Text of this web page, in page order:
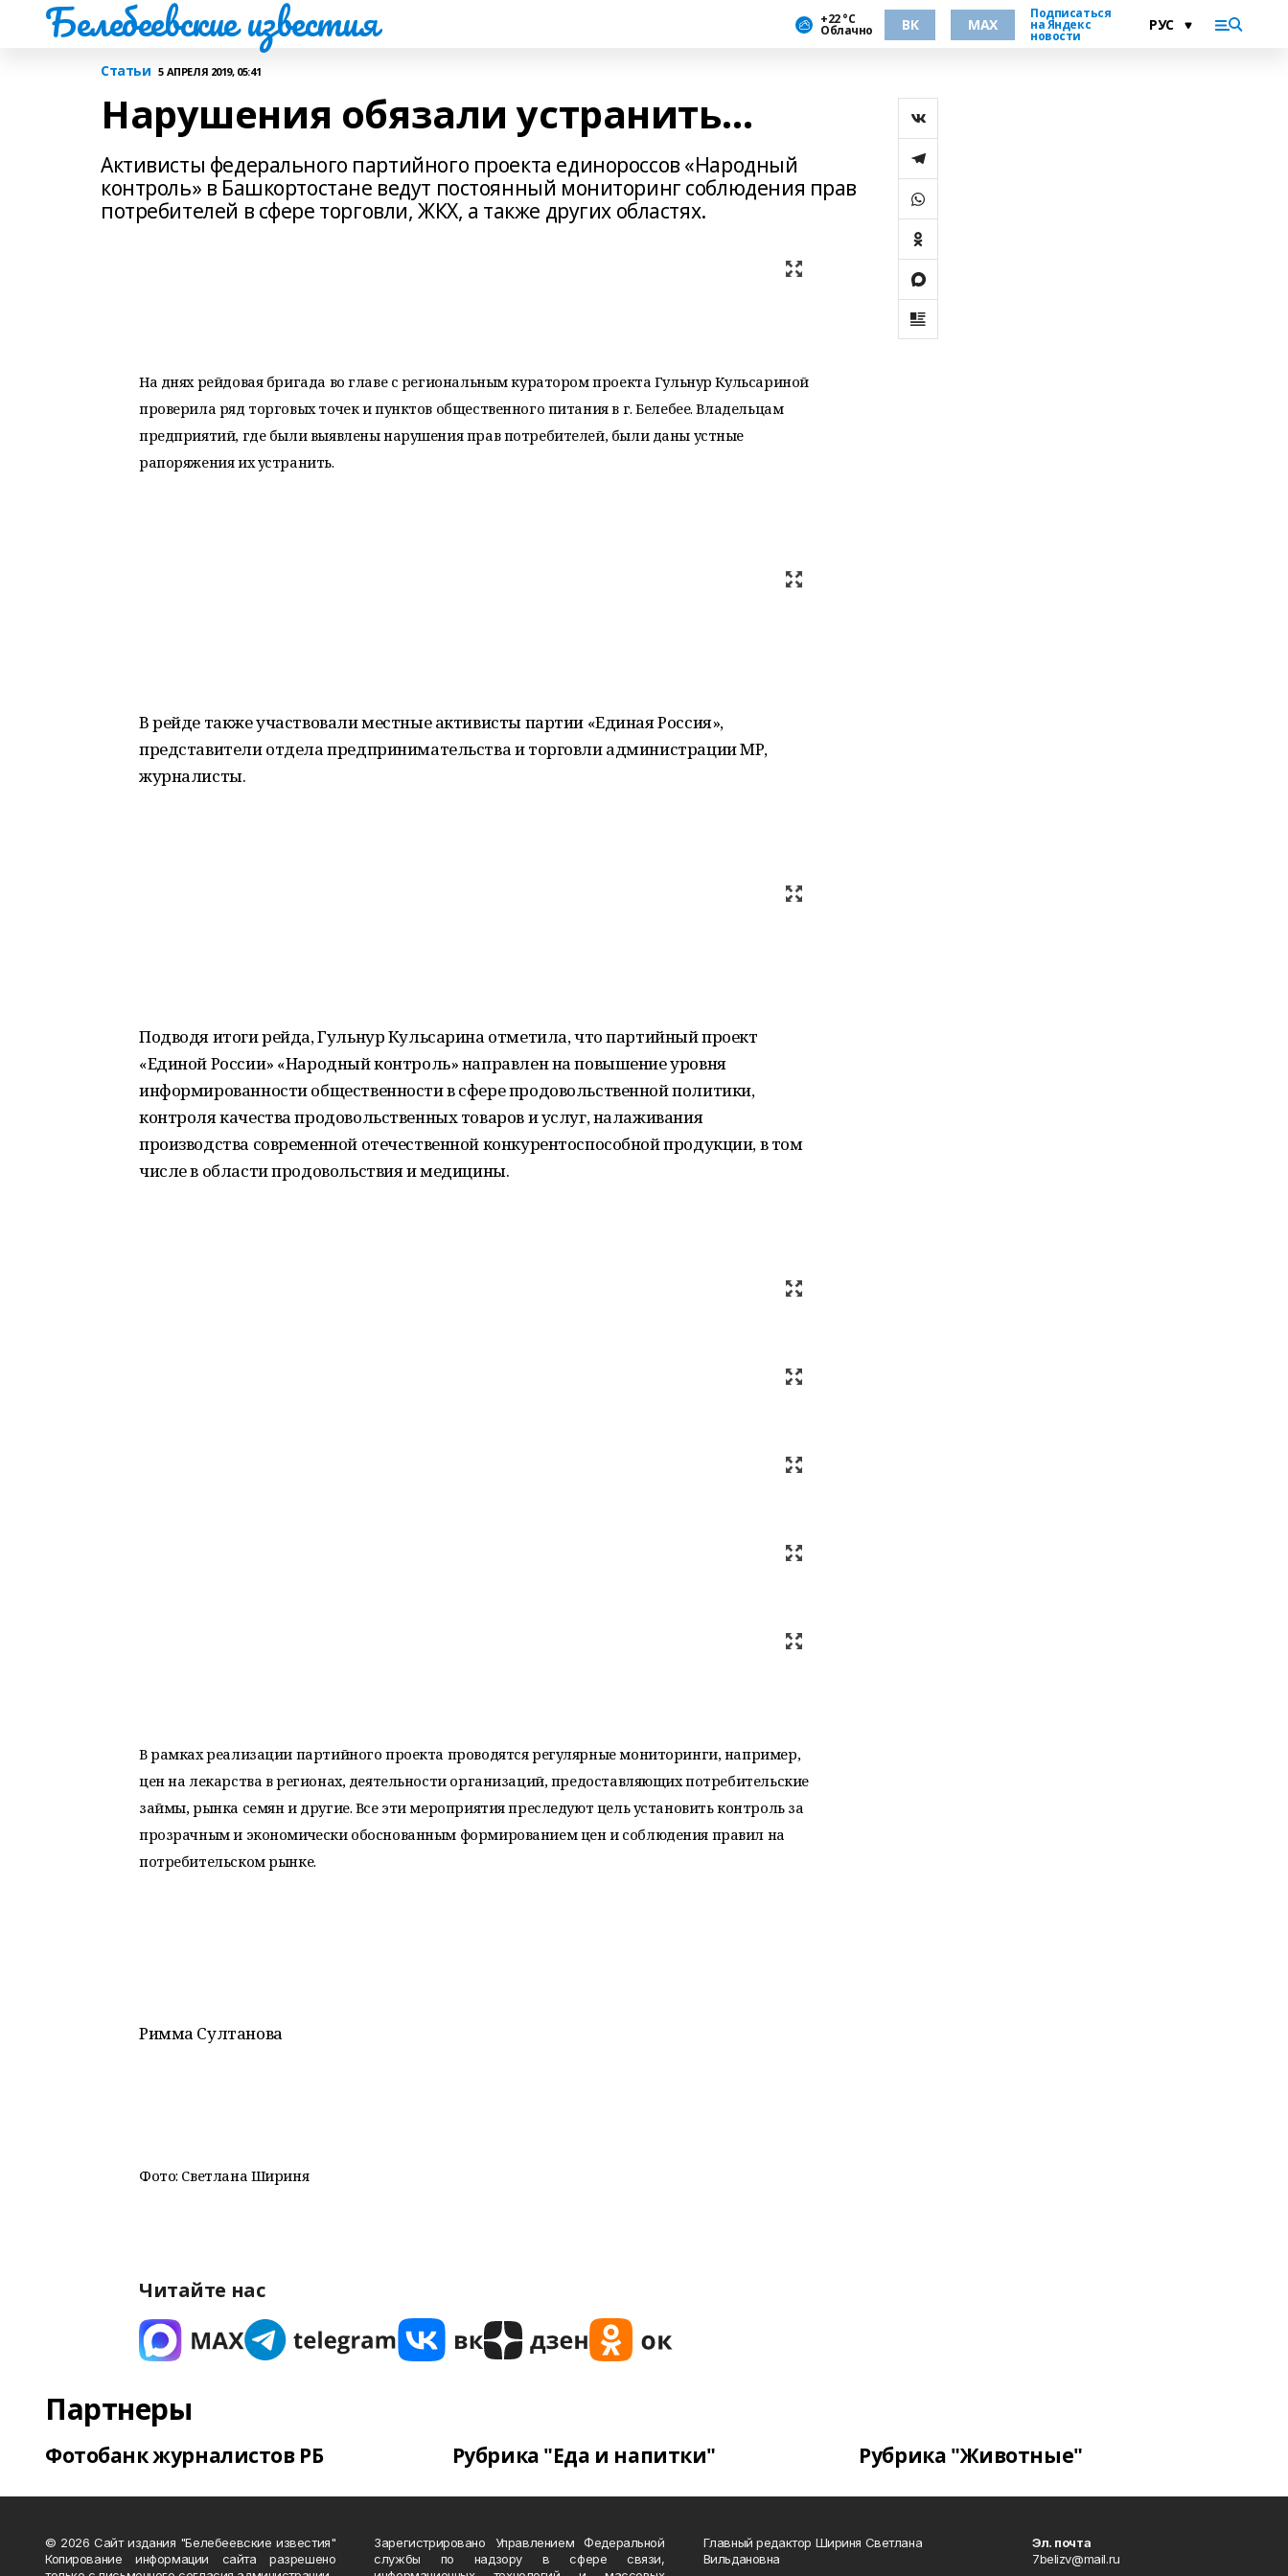
Белебеевские известия +22 °С
Облачно ВК MAX
Подписаться
на Яндекс
новости
Статьи 5 АПРЕЛЯ 2019, 05:41
Нарушения обязали устранить…
Активисты федерального партийного проекта единороссов «Народный
контроль» в Башкортостане ведут постоянный мониторинг соблюдения прав
потребителей в сфере торговли, ЖКХ, а также других областях.
На днях рейдовая бригада во главе с региональным куратором проекта Гульнур Кульсариной
проверила ряд торговых точек и пунктов общественного питания в г. Белебее. Владельцам
предприятий, где были выявлены нарушения прав потребителей, были даны устные
рапоряжения их устранить.
В рейде также участвовали местные активисты партии «Единая Россия»,
представители отдела предпринимательства и торговли администрации МР,
журналисты.
Подводя итоги рейда, Гульнур Кульсарина отметила, что партийный проект
«Единой России» «Народный контроль» направлен на повышение уровня
информированности общественности в сфере продовольственной политики,
контроля качества продовольственных товаров и услуг, налаживания
производства современной отечественной конкурентоспособной продукции, в том
числе в области продовольствия и медицины.
В рамках реализации партийного проекта проводятся регулярные мониторинги, например,
цен на лекарства в регионах, деятельности организаций, предоставляющих потребительские
займы, рынка семян и другие. Все эти мероприятия преследуют цель установить контроль за
прозрачным и экономически обоснованным формированием цен и соблюдения правил на
потребительском рынке.
Римма Султанова
Фото: Светлана Шириня
Читайте нас
Партнеры
Фотобанк журналистов РБ Рубрика "Еда и напитки" Рубрика "Животные"
© 2026 Сайт издания "Белебеевские известия"
Копирование информации сайта разрешено
Зарегистрировано Управлением Федеральной
службы по надзору в сфере связи,
Главный редактор Шириня Светлана
Вильдановна
Эл. почта
7belizv@mail.ru